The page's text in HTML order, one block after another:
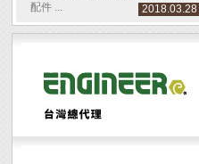
配件 ...
2018.03.28